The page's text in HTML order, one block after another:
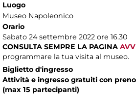
Luogo
Museo Napoleonico
Orario
Sabato 24 settembre 2022 ore 16.30
CONSULTA SEMPRE LA PAGINA
programmare la tua visita al museo.
Biglietto d'ingresso
Attività e ingresso gratuiti con
(max 15 partecipanti)